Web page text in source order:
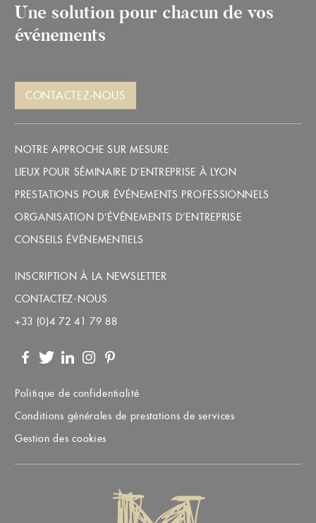
Une solution pour chacun de vos
événements
CONTACTEZ-NOUS
NOTRE APPROCHE SUR MESURE
LIEUX POUR SÉMINAIRE D’ENTREPRISE À LYON
PRESTATIONS POUR ÉVÉNEMENTS PROFESSIONNELS
ORGANISATION D’ÉVÉNEMENTS D’ENTREPRISE
CONSEILS ÉVÉNEMENTIELS
INSCRIPTION À LA NEWSLETTER
CONTACTEZ-NOUS
+33 (0)4 72 41 79 88
Politique de confidentialité
Conditions générales de prestations de services
Gestion des cookies